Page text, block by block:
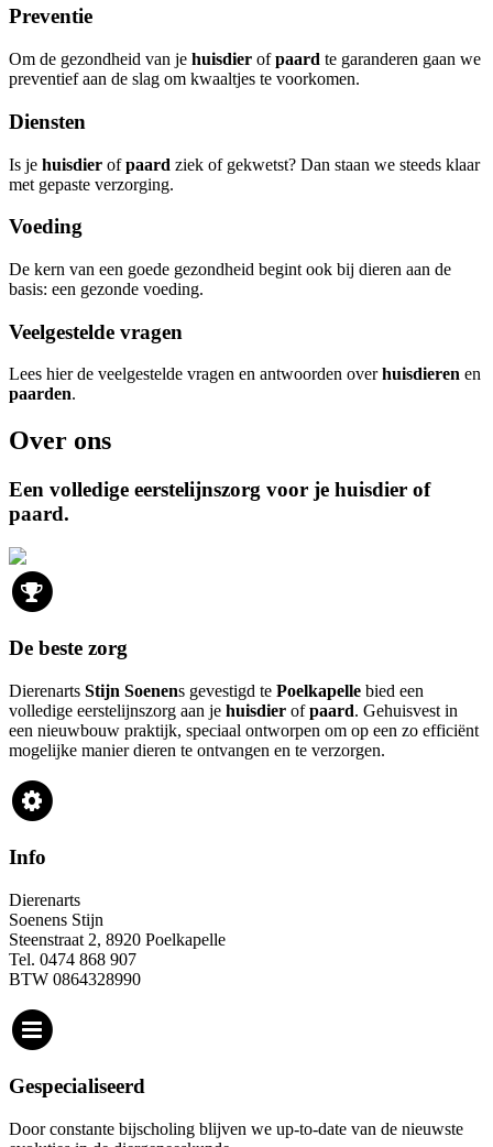
Preventie
Om de gezondheid van je huisdier ofpaard te garanderen gaan we
preventief aan de slag om kwaaltjes te voorkomen.
Diensten
Is je huisdier ofpaard ziek of gekwetst? Dan staan we steeds klaar
met gepaste verzorging.
Voeding
De kern van een goede gezondheid begint ook bij dieren aan de
basis: een gezonde voeding.
Veelgestelde vragen
Lees hier de veelgestelde vragen en antwoorden overhuisdieren en
paarden.
Over ons
Een volledige eerstelijnszorg voor je huisdier of
paard.
De beste zorg
Dierenarts Stijn Soenens gevestigd te Poelkapelle bied een
volledige eerstelijnszorg aan je huisdier ofpaard. Gehuisvest in
een nieuwbouw praktijk, speciaal ontworpen om op een zo efficiënt
mogelijke manier dieren te ontvangen en te verzorgen.
Info
Dierenarts
Soenens Stijn
Steenstraat 2, 8920 Poelkapelle
Tel. 0474 868 907
BTW 0864328990
Gespecialiseerd
Door constante bijscholing blijven we up-to-date van de nieuwste